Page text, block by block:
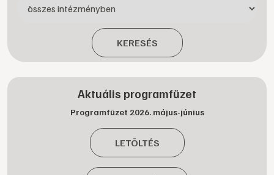
KERESÉS
Aktuális programfüzet
Programfüzet 2026. május-június
LETÖLTÉS